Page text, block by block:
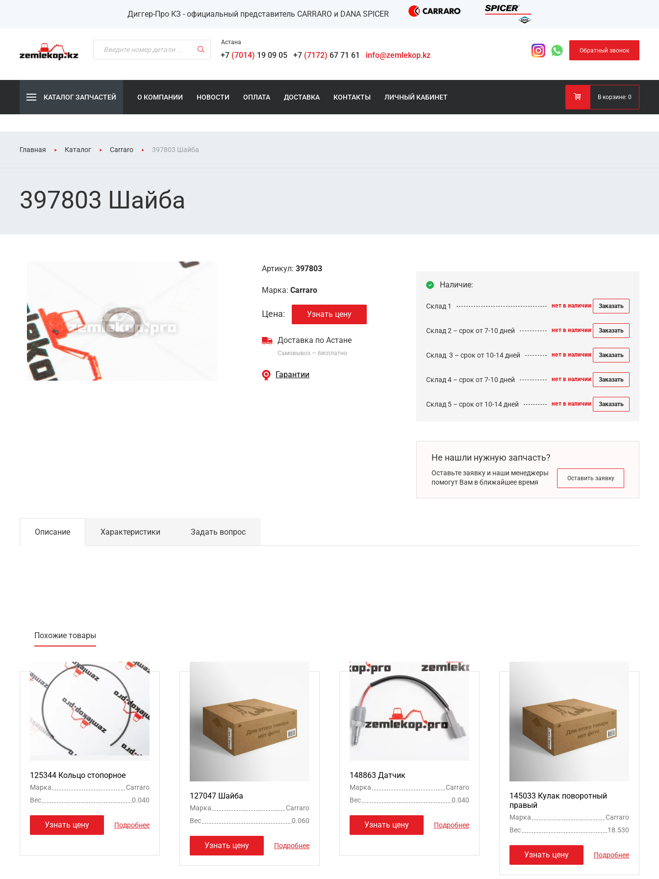
Диггер-Про КЗ - официальный представитель CARRARO и DANA SPICER
Астана
+7 (7014) 19 09 05 +7 (7172) 67 71 61 info@zemlekop.kz Обратный звонок
КАТАЛОГ ЗАПЧАСТЕЙ О КОМПАНИИ НОВОСТИ ОПЛАТА ДОСТАВКА КОНТАКТЫ ЛИЧНЫЙ КАБИНЕТ В корзине: 0
Главная Каталог Carraro 397803 Шайба
397803 Шайба
Артикул: 397803
Марка: Carraro
Цена: Узнать цену
Доставка по Астане
Самовывоз — бесплатно
Гарантии
Наличие:
Склад 1 нет в наличии Заказать
Склад 2 – срок от 7-10 дней нет в наличии Заказать
Cклад 3 – срок от 10-14 дней нет в наличии Заказать
Склад 4 – срок от 7-10 дней нет в наличии Заказать
Склад 5 – срок от 10-14 дней нет в наличии Заказать
Не нашли нужную запчасть?
Оставьте заявку и наши менеджеры
помогут Вам в ближайшее время
Оставить заявку
Описание Характеристики Задать вопрос
Похожие товары
125344 Кольцо стопорное
Марка
Carraro
Вес
0.040
Узнать цену Подробнее
127047 Шайба
Марка
Carraro
Вес
0.060
Узнать цену Подробнее
148863 Датчик
Марка
Carraro
Вес
0.040
Узнать цену Подробнее
145033 Кулак поворотный
правый
Марка
Carraro
Вес
18.530
Узнать цену Подробнее